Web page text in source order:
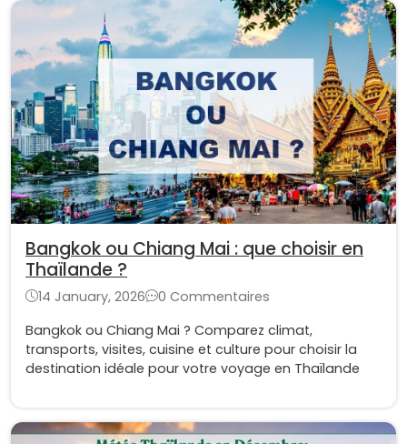
Bangkok ou Chiang Mai : que choisir en
Thaïlande ?
14 January, 2026
0 Commentaires
Bangkok ou Chiang Mai ? Comparez climat,
transports, visites, cuisine et culture pour choisir la
destination idéale pour votre voyage en Thaïlande